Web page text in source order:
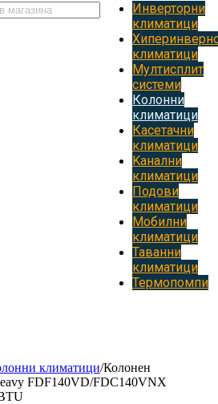
Инверторни
климатици
климатици
Мултисплит
системи
Колонни
климатици
Касетачни
климатици
Kанални
климатици
Подови
климатици
Мобилни
климатици
Таванни
климатици
Термопомпи
климатици/Колонен
FDF140VD/FDC140VNX